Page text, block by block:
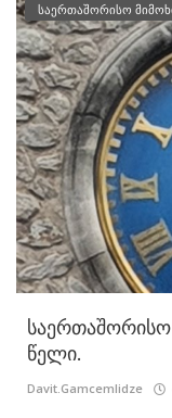
საერთაშორისო
საერთაშორისო
წელი.
Davit.Gamcemlidze